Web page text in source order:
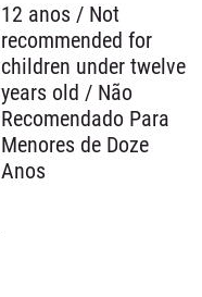
12 anos / Not
recommended for
children under twelve
years old / Não
Recomendado Para
Menores de Doze
Anos